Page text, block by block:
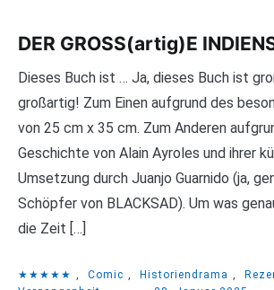
DER GROSS(artig)E
Dieses Buch ist … Ja, dieses Buch ist
großartig! Zum Einen aufgrund des
von 25 cm x 35 cm. Zum Anderen
Geschichte von Alain Ayroles und ihrer
Umsetzung durch Juanjo Guarnido (ja,
Schöpfer von BLACKSAD). Um was
die Zeit […]
★★★★★ , Comic , Historiendrama ,